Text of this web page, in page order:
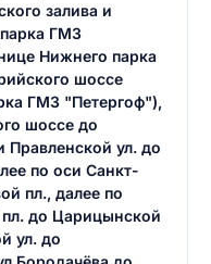
залива и
ГМЗ
Нижнего парка
шоссе
ГМЗ "Петергоф"),
шоссе до
Правленской ул. до
по оси Санкт-
пл., далее по
пл. до Царицынской
ул. до